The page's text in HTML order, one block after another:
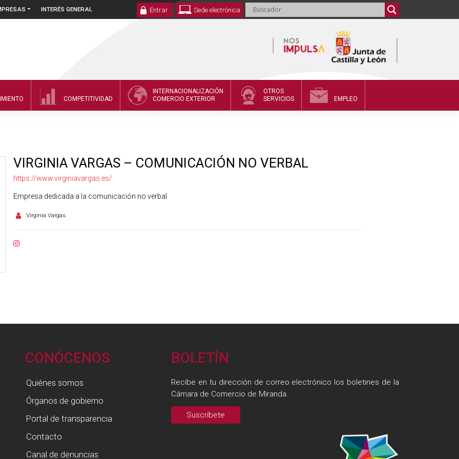
INTERÉS GENERAL Entrar Sede electrónica
COMPETITIVIDAD
INTERNACIONALIZACIÓN
COMERCIO EXTERIOR
OTROS
SERVICIOS
EMPLEO
VIRGINIA VARGAS – COMUNICACIÓN NO VERBAL
https://www.virginiavargas.es/
Empresa dedicada a la comunicación no verbal
Virginia Vargas
CONÓCENOS
Quiénes somos
Órganos de gobierno
Portal de transparencia
Contacto
Canal de denuncias
BOLETÍN
Recibe en tu dirección de correo electrónico los boletines de la
Cámara de Comercio de Miranda.
Suscríbete